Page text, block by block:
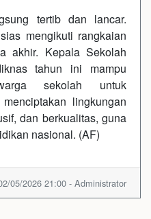
tertib dan lancar.
mengikuti rangkaian
akhir. Kepala Sekolah
tahun ini mampu
sekolah untuk
lingkungan
dan berkualitas, guna
nasional. (AF)
05/2026 21:00 - Administrator